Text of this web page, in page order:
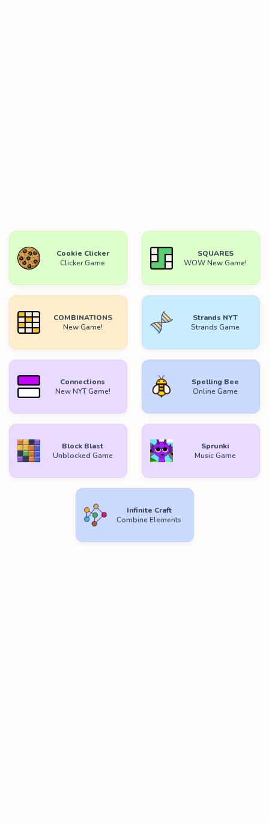
Cookie Clicker
Clicker Game
SQUARES
WOW New Game!
COMBINATIONS
New Game!
Strands NYT
Strands Game
Connections
New NYT Game!
Spelling Bee
Online Game
Block Blast
Unblocked Game
Sprunki
Music Game
Infinite Craft
Combine Elements